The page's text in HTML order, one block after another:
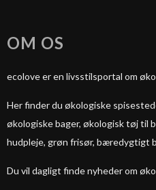
OM OS
ecolove er en livsstilsportal om
Her finder du økologiske
økologiske bager, økologisk tøj til
hudpleje, grøn frisør, bæredygtigt
Du vil dagligt finde nyheder om